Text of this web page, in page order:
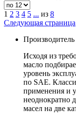
1 2 3 4 5 ... из 8
Следующая страница
Производитель
Исходя из
масло
уровень
по SAE.
применения и
неоднократно
масел на две